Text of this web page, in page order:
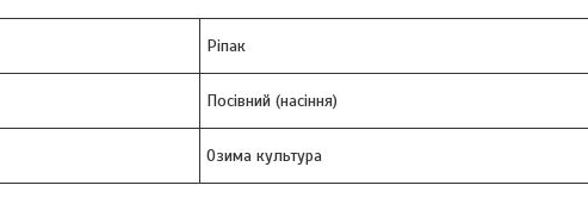
Ріпак
Посівний (насіння)
Озима культура